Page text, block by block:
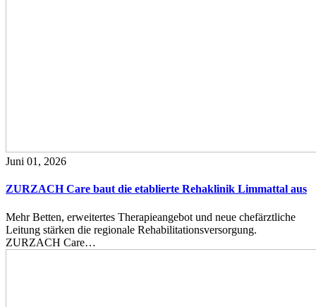
Juni 01, 2026
ZURZACH Care baut die etablierte Rehaklinik Limmattal aus
Mehr Betten, erweitertes Therapieangebot und neue chefärztliche
Leitung stärken die regionale Rehabilitationsversorgung.
ZURZACH Care…